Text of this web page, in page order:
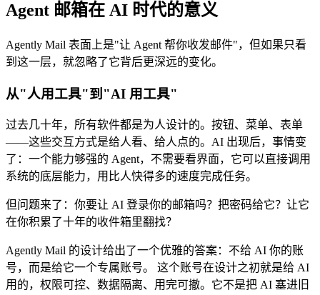
Agent 邮箱在 AI 时代的意义
Agently Mail 表面上是"让 Agent 帮你收发邮件"，但如果只看
到这一层，就忽略了它背后更深远的变化。
从"人用工具"到"AI 用工具"
过去几十年，所有软件都是为人设计的。按钮、菜单、表单
——这些交互方式是给人看、给人点的。AI 出现后，事情变
了：一个能力够强的 Agent，不需要看界面，它可以直接调用
系统的底层能力，用比人快得多的速度完成任务。
但问题来了：你要让 AI 登录你的邮箱吗？把密码给它？让它
在你积累了十年的收件箱里翻找？
Agently Mail 的设计给出了一个优雅的答案：不给 AI 你的账
号，而是给它一个专属账号。 这个账号在设计之初就是给 AI
用的，权限可控、数据隔离、用完可撤。它不是把 AI 塞进旧